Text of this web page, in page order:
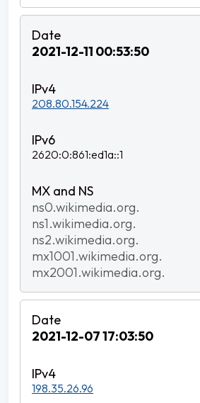
2021-12-11 00:53:50
208.80.154.224
2620:0:861:ed1a::1
ns0.wikimedia.org.
ns1.wikimedia.org.
ns2.wikimedia.org.
mx1001.wikimedia.org.
mx2001.wikimedia.org.
2021-12-07 17:03:50
198.35.26.96